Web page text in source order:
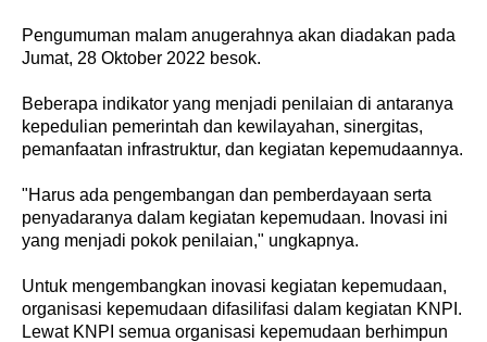
Pengumuman malam anugerahnya akan diadakan pada
Jumat, 28 Oktober 2022 besok.
Beberapa indikator yang menjadi penilaian di antaranya
kepedulian pemerintah dan kewilayahan, sinergitas,
pemanfaatan infrastruktur, dan kegiatan kepemudaannya.
"Harus ada pengembangan dan pemberdayaan serta
penyadaranya dalam kegiatan kepemudaan. Inovasi ini
yang menjadi pokok penilaian," ungkapnya.
Untuk mengembangkan inovasi kegiatan kepemudaan,
organisasi kepemudaan difasilifasi dalam kegiatan KNPI.
Lewat KNPI semua organisasi kepemudaan berhimpun